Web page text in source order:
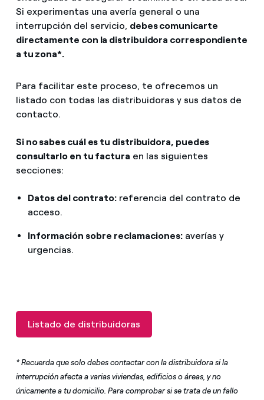
Redirect Endesa lanza atención al cliente para
Oficinas y puntos de servicio
¿Cómo ver mis facturas de Endesa?
¿Cómo cambiar el titular del contrato?
Ofertas para autónomos y Pymes
Climatización
Compromiso
Blog
Si experimentas una avería general o una
interrupción del servicio, debes comunicarte
directamente con la distribuidora correspondiente
a tu zona*.
Para facilitar este proceso, te ofrecemos un
listado con todas las distribuidoras y sus datos de
contacto.
Si no sabes cuál es tu distribuidora, puedes
consultarlo en tu factura en las siguientes
secciones:
Datos del contrato:referencia del contrato de
acceso.
Información sobre reclamaciones:averías y
urgencias.
Listado de distribuidoras
* Recuerda que solo debes contactar con la distribuidora si la
interrupción afecta a varias viviendas, edificios o áreas, y no
únicamente a tu domicilio. Para comprobar si se trata de un fallo